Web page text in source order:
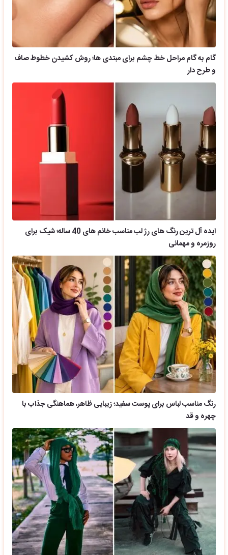
گام به گام مراحل خط چشم برای مبتدی ها؛ روش کشیدن خطوط صاف
و طرح دار
ایده آل ترین رنگ های رژ لب مناسب خانم های 40 ساله؛ شیک برای
روزمره و مهمانی
رنگ مناسب لباس برای پوست سفید؛ زیبایی ظاهر، هماهنگی جذاب با
چهره و قد